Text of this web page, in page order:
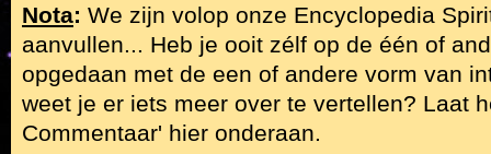
Nota: We zijn volop onze Encyclopedia
aanvullen... Heb je ooit zélf op de één of
opgedaan met de een of andere vorm van
weet je er iets meer over te vertellen? Laat
Commentaar' hier onderaan.